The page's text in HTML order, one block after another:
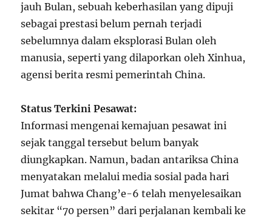
jauh Bulan, sebuah keberhasilan yang dipuji
sebagai prestasi belum pernah terjadi
sebelumnya dalam eksplorasi Bulan oleh
manusia, seperti yang dilaporkan oleh Xinhua,
agensi berita resmi pemerintah China.
Status Terkini Pesawat:
Informasi mengenai kemajuan pesawat ini
sejak tanggal tersebut belum banyak
diungkapkan. Namun, badan antariksa China
menyatakan melalui media sosial pada hari
Jumat bahwa Chang’e-6 telah menyelesaikan
sekitar “70 persen” dari perjalanan kembali ke